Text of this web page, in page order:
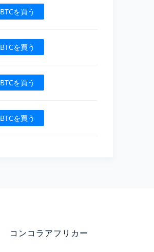
BTCを買う
BTCを買う
BTCを買う
BTCを買う
コンコラアフリカー